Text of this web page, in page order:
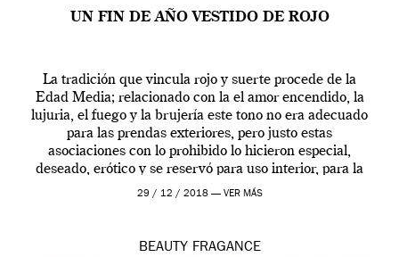
UN FIN DE AÑO VESTIDO DE ROJO
La tradición que vincula rojo y suerte procede de la
Edad Media; relacionado con la el amor encendido, la
lujuria, el fuego y la brujería este tono no era adecuado
para las prendas exteriores, pero justo estas
asociaciones con lo prohibido lo hicieron especial,
deseado, erótico y se reservó para uso interior, para la
ropa […]
29 / 12 / 2018 — VER MÁS
BEAUTY FRAGANCE